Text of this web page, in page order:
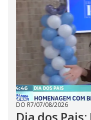
DO R7/07/08/2026